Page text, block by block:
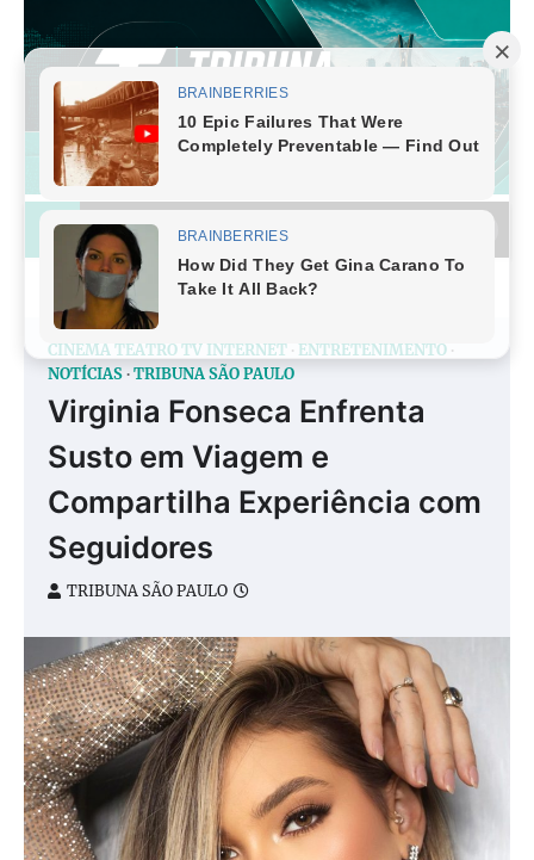
content
CINEMA TEATRO TV INTERNET
ENTRETENIMENTO
NOTÍCIAS TRIBUNA SÃO PAULO
Virginia Fonseca Enfrenta
Susto em Viagem e
Compartilha Experiência com
Seguidores
TRIBUNA SÃO PAULO